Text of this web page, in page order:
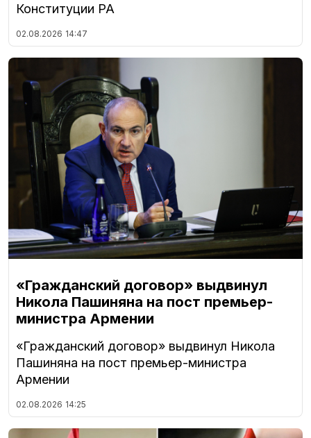
Конституции РА
02.08.2026 14:47
«Гражданский договор» выдвинул
Никола Пашиняна на пост премьер-
министра Армении
«Гражданский договор» выдвинул Никола
Пашиняна на пост премьер-министра
Армении
02.08.2026 14:25